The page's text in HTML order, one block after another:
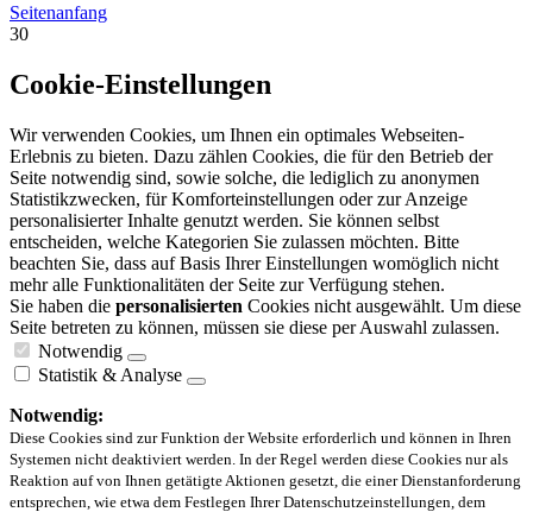
Seitenanfang
30
Cookie-Einstellungen
Wir verwenden Cookies, um Ihnen ein optimales Webseiten-
Erlebnis zu bieten. Dazu zählen Cookies, die für den Betrieb der
Seite notwendig sind, sowie solche, die lediglich zu anonymen
Statistikzwecken, für Komforteinstellungen oder zur Anzeige
personalisierter Inhalte genutzt werden. Sie können selbst
entscheiden, welche Kategorien Sie zulassen möchten. Bitte
beachten Sie, dass auf Basis Ihrer Einstellungen womöglich nicht
mehr alle Funktionalitäten der Seite zur Verfügung stehen.
Sie haben die personalisierten Cookies nicht ausgewählt. Um diese
Seite betreten zu können, müssen sie diese per Auswahl zulassen.
Notwendig
Statistik & Analyse
Notwendig:
Diese Cookies sind zur Funktion der Website erforderlich und können in Ihren
Systemen nicht deaktiviert werden. In der Regel werden diese Cookies nur als
Reaktion auf von Ihnen getätigte Aktionen gesetzt, die einer Dienstanforderung
entsprechen, wie etwa dem Festlegen Ihrer Datenschutzeinstellungen, dem